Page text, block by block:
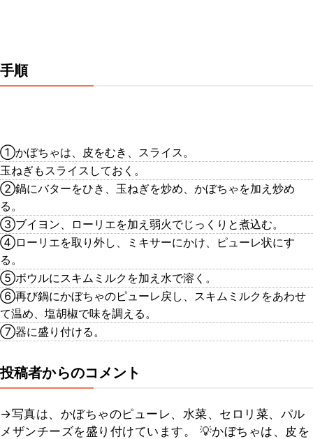
手順
①かぼちゃは、皮をむき、スライス。
玉ねぎもスライスしておく。
②鍋にバターをひき、玉ねぎを炒め、かぼちゃを加え炒め
る。
③ブイヨン、ローリエを加え弱火でじっくりと煮込む。
④ローリエを取り外し、ミキサーにかけ、ピューレ状にす
る。
⑤ボウルにスキムミルクを加え水で溶く。
⑥再び鍋にかぼちゃのピューレ戻し、スキムミルクをあわせ
て温め、塩胡椒で味を調える。
⑦器に盛り付ける。
投稿者からのコメント
→写真は、かぼちゃのピューレ、水菜、セロリ菜、パル
メザンチーズを盛り付けています。 💡かぼちゃは、皮を